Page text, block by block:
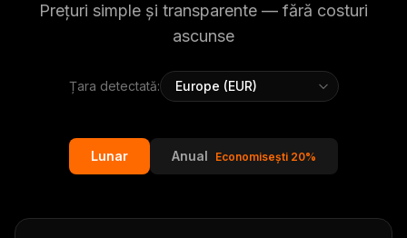
Prețuri simple și transparente — fără costuri
ascunse
Țara detectată:
Lunar Anual Economisești 20%